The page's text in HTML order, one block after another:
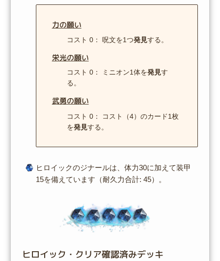
力の願い
コスト 0： 呪文を1つ発見する。
栄光の願い
コスト 0： ミニオン1体を発見す
る。
武勇の願い
コスト 0： コスト（4）のカード1枚
を発見する。
ヒロイックのジナールは、体力30に加えて装甲
15を備えています（耐久力合計: 45）。
ヒロイック・クリア確認済みデッキ